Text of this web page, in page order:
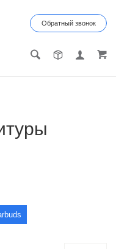
Обратный звонок